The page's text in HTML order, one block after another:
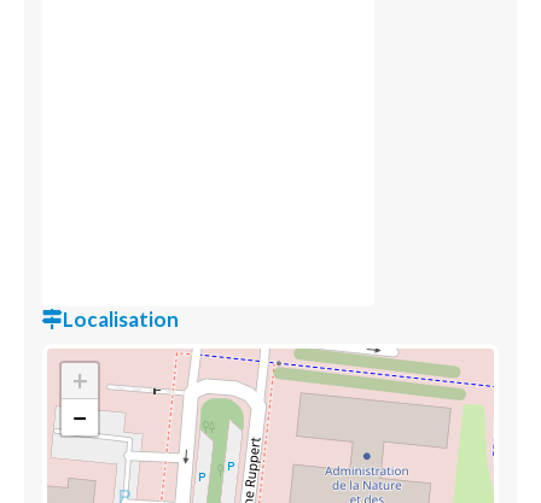
Localisation
+
−